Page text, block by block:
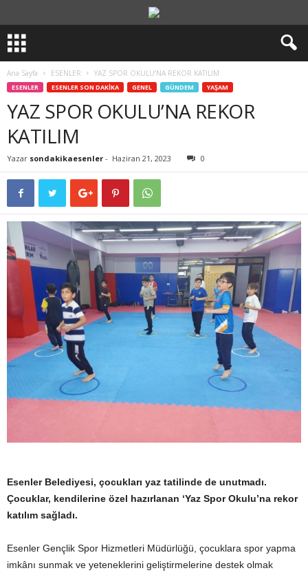
Ana Sayfa ESENLER YAZ SPOR OKULU’NA REKOR KATILIM
ESENLER ESENLER SON DAKİKA GENEL GÜNDEM YAŞAM
YAZ SPOR OKULU’NA REKOR
KATILIM
Yazar sondakikaesenler - Haziran 21, 2023 0
Esenler Belediyesi, çocukları yaz tatilinde de unutmadı.
Çocuklar, kendilerine özel hazırlanan ‘Yaz Spor Okulu’na rekor
katılım sağladı.
Esenler Gençlik Spor Hizmetleri Müdürlüğü, çocuklara spor yapma
imkânı sunmak ve yeteneklerini geliştirmelerine destek olmak